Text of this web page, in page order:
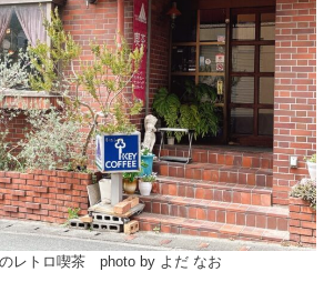
レトロ喫茶 photo by よだ なお